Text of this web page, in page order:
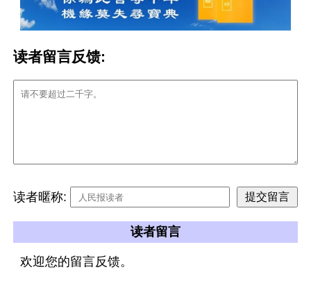
读者留言反馈:
读者暱称:
读者留言
欢迎您的留言反馈。